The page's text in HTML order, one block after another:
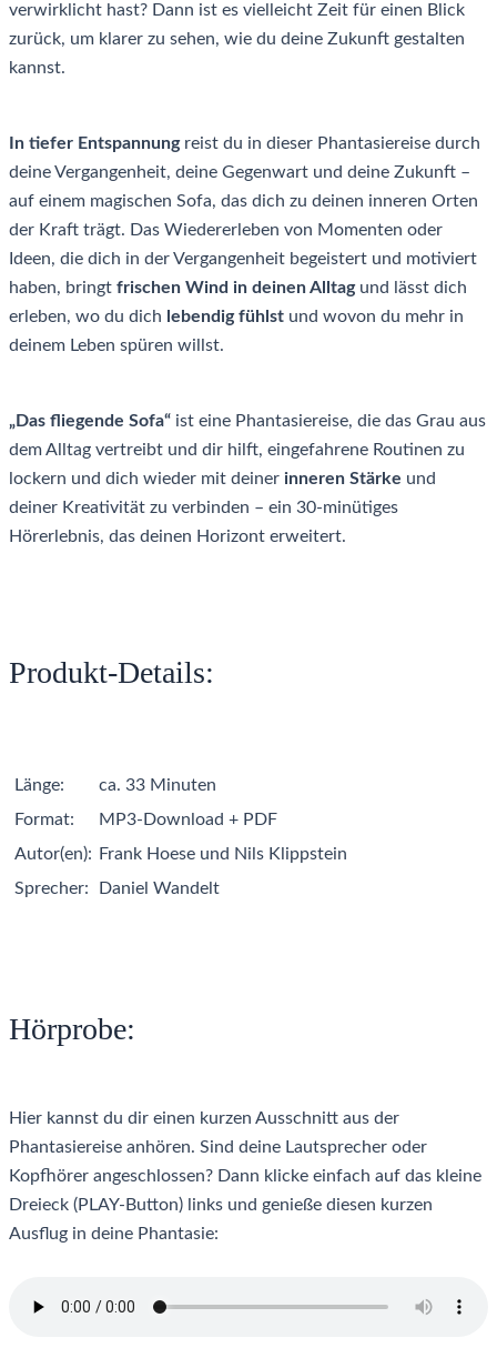
verwirklicht hast? Dann ist es vielleicht Zeit für einen Blick
zurück, um klarer zu sehen, wie du deine Zukunft gestalten
kannst.
In tiefer Entspannungreist du in dieser Phantasiereise durch
deine Vergangenheit, deine Gegenwart und deine Zukunft –
auf einem magischen Sofa, das dich zu deinen inneren Orten
der Kraft trägt. Das Wiedererleben von Momenten oder
Ideen, die dich in der Vergangenheit begeistert und motiviert
haben, bringt frischen Wind in deinen Alltagund lässt dich
erleben, wo du dich lebendig fühlst und wovon du mehr in
deinem Leben spüren willst.
„Das fliegende Sofa“ ist eine Phantasiereise, die das Grau aus
dem Alltag vertreibt und dir hilft, eingefahrene Routinen zu
lockern und dich wieder mit deiner inneren Stärke und
deiner Kreativität zu verbinden – ein 30-minütiges
Hörerlebnis, das deinen Horizont erweitert.
Produkt-Details:
Länge:
ca. 33 Minuten
Format:
MP3-Download + PDF
Autor(en):
Frank Hoese und Nils Klippstein
Sprecher:
Daniel Wandelt
Hörprobe:
Hier kannst du dir einen kurzen Ausschnitt aus der
Phantasiereise anhören. Sind deine Lautsprecher oder
Kopfhörer angeschlossen? Dann klicke einfach auf das kleine
Dreieck (PLAY-Button) links und genieße diesen kurzen
Ausflug in deine Phantasie: